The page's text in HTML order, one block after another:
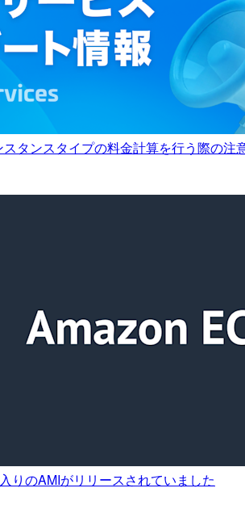
タンスタイプの料金計算を行う際の注
りのAMIがリリースされていました